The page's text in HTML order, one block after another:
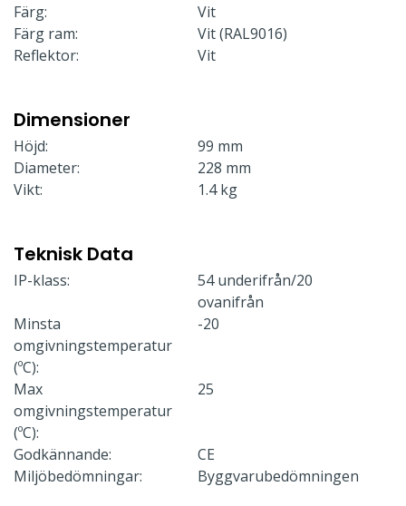
Färg:
Vit
Färg ram:
Vit (RAL9016)
Reflektor:
Vit
Dimensioner
Höjd:
99 mm
Diameter:
228 mm
Vikt:
1.4 kg
Teknisk Data
IP-klass:
54 underifrån/20
ovanifrån
Minsta
omgivningstemperatur
(ºC):
-20
Max
omgivningstemperatur
(ºC):
25
Godkännande:
CE
Miljöbedömningar:
Byggvarubedömningen